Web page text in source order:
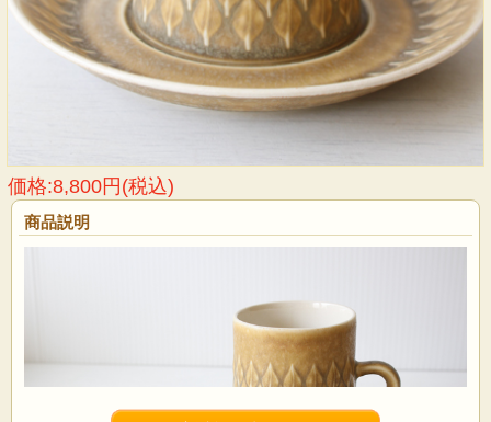
価格:8,800円(税込)
商品説明